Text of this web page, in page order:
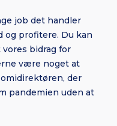
job det handler
og profitere. Du kan
bidrag for
være noget at
der
pandemien uden at